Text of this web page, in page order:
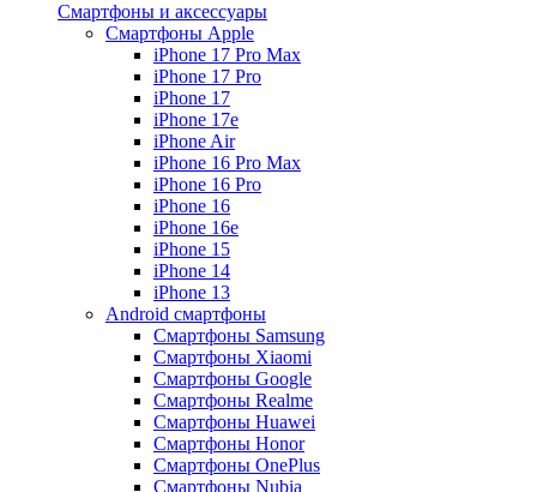
Смартфоны и аксессуары
Смартфоны Apple
iPhone 17 Pro Max
iPhone 17 Pro
iPhone 17
iPhone 17e
iPhone Air
iPhone 16 Pro Max
iPhone 16 Pro
iPhone 16
iPhone 16e
iPhone 15
iPhone 14
iPhone 13
Android cмартфоны
Смартфоны Samsung
Смартфоны Xiaomi
Смартфоны Google
Смартфоны Realme
Смартфоны Huawei
Смартфоны Honor
Смартфоны OnePlus
Смартфоны Nubia